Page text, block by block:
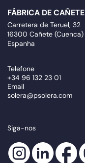
FÁBRICA DE CAÑETE
Carretera de Teruel, 32
16300 Cañete (Cuenca)
Espanha
Telefone
+34 96 132 23 01
Email
solera@psolera.com
Siga-nos